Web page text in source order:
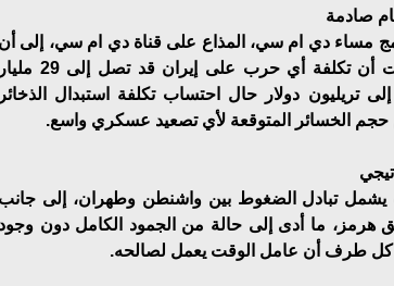
صادمة
مساء دي ام سي، المذاع على قناة دي ام سي، إلى أن
وزارة الدفاع الأمريكية أعلنت أن تكلفة أي حرب على إيران قد تصل إلى 29 مليار
إلى تريليون دولار حال احتساب تكلفة استبدال الذخائر
حجم الخسائر المتوقعة لأي تصعيد عسكري واسع.
يشمل تبادل الضغوط بين واشنطن وطهران، إلى جانب
هرمز، ما أدى إلى حالة من الجمود الكامل دون وجود
طرف أن عامل الوقت يعمل لصالحه.